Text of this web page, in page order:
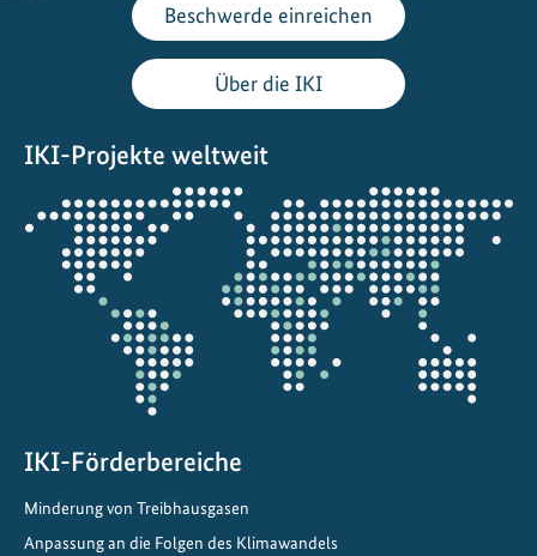
Beschwerde einreichen
Über die IKI
IKI-Projekte weltweit
Öffnet
die
Projektkarte
IKI-Förderbereiche
Minderung von Treibhausgasen
Anpassung an die Folgen des Klimawandels